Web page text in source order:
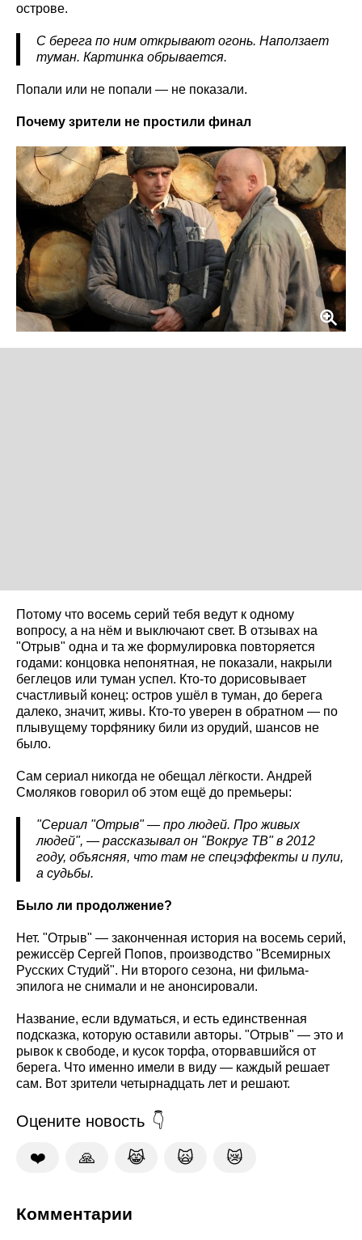
острове.
С берега по ним открывают огонь. Наползает
туман. Картинка обрывается.
Попали или не попали — не показали.
Почему зрители не простили финал
Потому что восемь серий тебя ведут к одному
вопросу, а на нём и выключают свет. В отзывах на
"Отрыв" одна и та же формулировка повторяется
годами: концовка непонятная, не показали, накрыли
беглецов или туман успел. Кто-то дорисовывает
счастливый конец: остров ушёл в туман, до берега
далеко, значит, живы. Кто-то уверен в обратном — по
плывущему торфянику били из орудий, шансов не
было.
Сам сериал никогда не обещал лёгкости. Андрей
Смоляков говорил об этом ещё до премьеры:
"Сериал "Отрыв" — про людей. Про живых
людей", — рассказывал он "Вокруг ТВ" в 2012
году, объясняя, что там не спецэффекты и пули,
а судьбы.
Было ли продолжение?
Нет. "Отрыв" — законченная история на восемь серий,
режиссёр Сергей Попов, производство "Всемирных
Русских Студий". Ни второго сезона, ни фильма-
эпилога не снимали и не анонсировали.
Название, если вдуматься, и есть единственная
подсказка, которую оставили авторы. "Отрыв" — это и
рывок к свободе, и кусок торфа, оторвавшийся от
берега. Что именно имели в виду — каждый решает
сам. Вот зрители четырнадцать лет и решают.
Оцените новость
❤️ 🙏 😹 🙀 😿
Комментарии